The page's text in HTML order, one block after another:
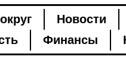
Новости
Финансы